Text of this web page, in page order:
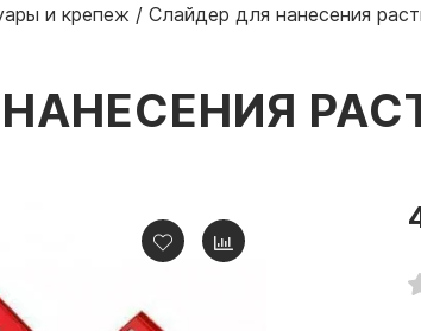
и крепеж / Слайдер для нанесения